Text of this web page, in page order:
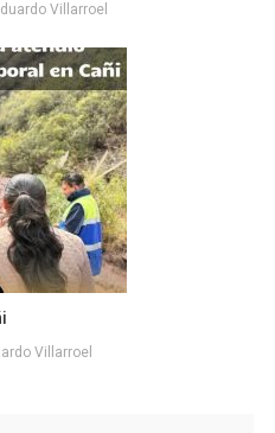
Villarroel
Villarroel